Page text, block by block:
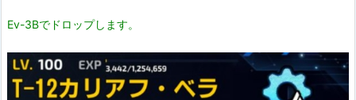
Ev-3Bでドロップします。